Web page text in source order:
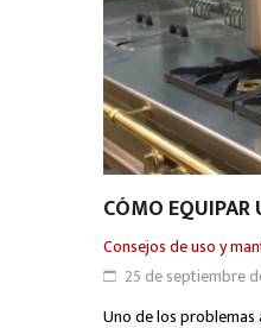
CÓMO EQUIPAR
Consejos de uso y
25 de septiembre
Uno de los problemas